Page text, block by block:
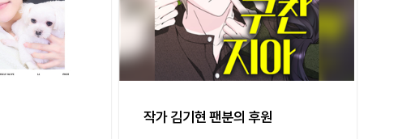
작가 김기현 팬분의 후원